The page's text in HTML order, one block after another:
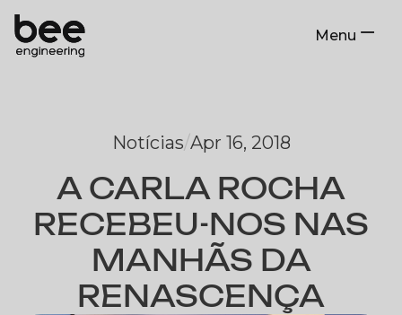
Menu
Notícias/Apr 16, 2018
A CARLA ROCHA
RECEBEU-NOS NAS
MANHÃS DA
RENASCENÇA